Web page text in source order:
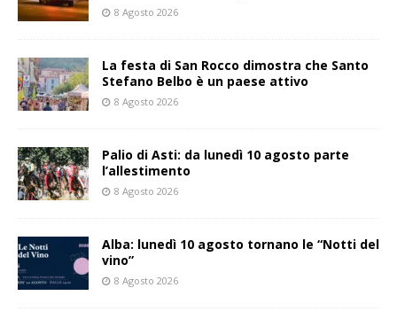
8 Agosto 2026
La festa di San Rocco dimostra che Santo
Stefano Belbo è un paese attivo
8 Agosto 2026
Palio di Asti: da lunedì 10 agosto parte
l’allestimento
8 Agosto 2026
Alba: lunedì 10 agosto tornano le “Notti del
vino”
8 Agosto 2026